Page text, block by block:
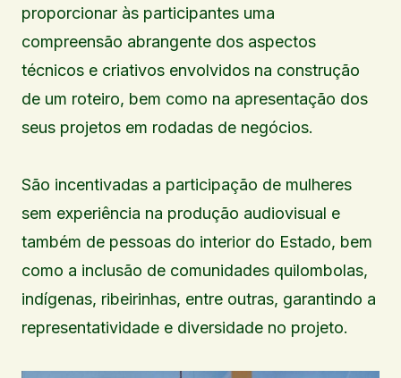
proporcionar às participantes uma
compreensão abrangente dos aspectos
técnicos e criativos envolvidos na construção
de um roteiro, bem como na apresentação dos
seus projetos em rodadas de negócios.
São incentivadas a participação de mulheres
sem experiência na produção audiovisual e
também de pessoas do interior do Estado, bem
como a inclusão de comunidades quilombolas,
indígenas, ribeirinhas, entre outras, garantindo a
representatividade e diversidade no projeto.